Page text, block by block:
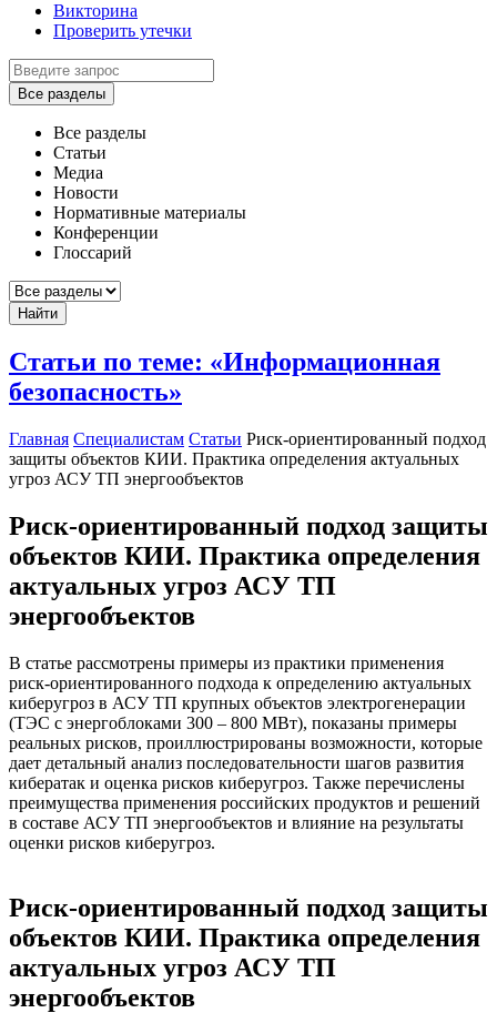
Викторина
Проверить утечки
Все разделы
Все разделы
Статьи
Медиа
Новости
Нормативные материалы
Конференции
Глоссарий
Найти
Статьи по теме: «Информационная
безопасность»
Главная Специалистам Статьи Риск-ориентированный подход
защиты объектов КИИ. Практика определения актуальных
угроз АСУ ТП энергообъектов
Риск-ориентированный подход защиты
объектов КИИ. Практика определения
актуальных угроз АСУ ТП
энергообъектов
В статье рассмотрены примеры из практики применения
риск-ориентированного подхода к определению актуальных
киберугроз в АСУ ТП крупных объектов электрогенерации
(ТЭС с энергоблоками 300 – 800 МВт), показаны примеры
реальных рисков, проиллюстрированы возможности, которые
дает детальный анализ последовательности шагов развития
кибератак и оценка рисков киберугроз. Также перечислены
преимущества применения российских продуктов и решений
в составе АСУ ТП энергообъектов и влияние на результаты
оценки рисков киберугроз.
Риск-ориентированный подход защиты
объектов КИИ. Практика определения
актуальных угроз АСУ ТП
энергообъектов